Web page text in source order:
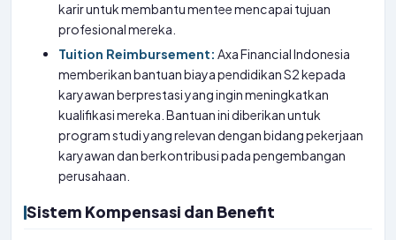
karir untuk membantu mentee mencapai tujuan
profesional mereka.
Tuition Reimbursement: Axa Financial Indonesia
memberikan bantuan biaya pendidikan S2 kepada
karyawan berprestasi yang ingin meningkatkan
kualifikasi mereka. Bantuan ini diberikan untuk
program studi yang relevan dengan bidang pekerjaan
karyawan dan berkontribusi pada pengembangan
perusahaan.
Sistem Kompensasi dan Benefit